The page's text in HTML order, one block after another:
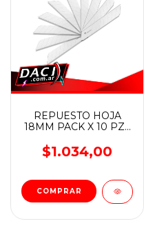
REPUESTO HOJA
18MM PACK X 10 PZS
$1.034,00